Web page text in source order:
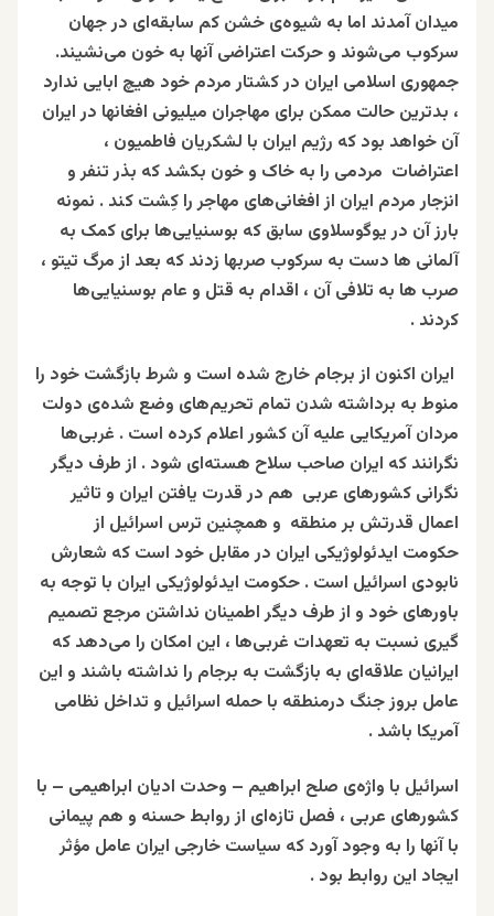
میدان آمدند اما به شیوه‌ی خشن کم سابقه‌ای در جهان
سرکوب می‌شوند و حرکت اعتراضی آنها به خون می‌نشیند.
جمهوری اسلامی ایران در کشتار مردم خود هیچ ابایی ندارد
، بدترین حالت ممکن برای مهاجران میلیونی افغانها در ایران
آن خواهد بود که رژیم ایران با لشکریان فاطمیون ،
اعتراضات مردمی را به خاک و خون بکشد که بذر تنفر و
انزجار مردم ایران از افغانی‌های مهاجر را کِشت کند . نمونه
بارز آن در یوگوسلاوی سابق که بوسنیایی‌ها برای کمک به
آلمانی ها دست به سرکوب صربها زدند که بعد از مرگ تیتو ،
صرب ها به تلافی آن ، اقدام به قتل و عام بوسنیایی‌ها
کردند .
ایران اکنون از برجام خارج شده است و شرط بازگشت خود را
منوط به برداشته شدن تمام تحریم‌های وضع شده‌ی دولت
مردان آمریکایی‌ علیه آن کشور اعلام کرده‌ است . غربی‌ها
نگرانند که ایران صاحب سلاح هسته‌ای شود . از طرف دیگر
نگرانی کشورهای عربی هم در قدرت یافتن ایران و تاثیر
اعمال قدرتش بر منطقه و همچنین ترس اسرائیل از
حکومت ایدئولوژیکی ایران در مقابل خود است که شعارش
نابودی اسرائیل است . حکومت ایدئولوژیکی ایران با توجه به
باورهای خود و از طرف دیگر اطمینان نداشتن مرجع تصمیم
گیری نسبت به تعهدات غربی‌ها ، این امکان را می‌دهد که
ایرانیان علاقه‌ای به بازگشت به برجام را نداشته باشند و این
عامل بروز جنگ درمنطقه با حمله اسرائیل و تداخل نظامی
آمریکا باشد .
اسرائیل با واژه‌ی صلح ابراهیم – وحدت ادیان ابراهیمی – با
کشورهای عربی ، فصل تازه‌ای از روابط حسنه و هم پیمانی
با آنها را به وجود آورد که سیاست‌ خارجی ایران عامل مؤثر
ایجاد این روابط بود .